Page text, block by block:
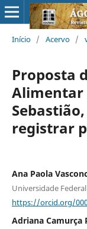
Início / Acervo /
Proposta
Alimentar
registrar
Ana Paola
Universidade
https://orcid.org/
Adriana Camurça